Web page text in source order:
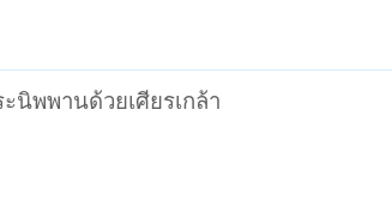
พพานด้วยเศียรเกล้า